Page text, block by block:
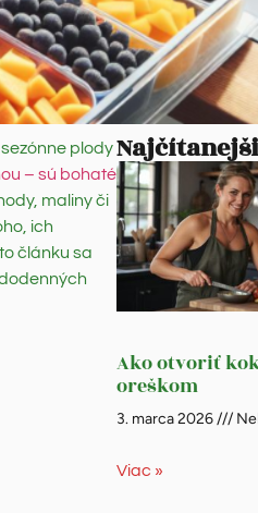
plody
– sú bohaté
maliny či
ich
článku sa
Ako otvoriť
oreškom
3. marca 2026
Viac »